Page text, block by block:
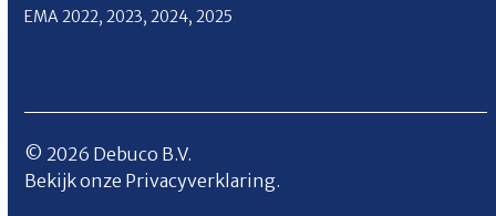
EMA2022,2023,2024,2025
© 2026 Debuco B.V.
Bekijk onze Privacyverklaring.